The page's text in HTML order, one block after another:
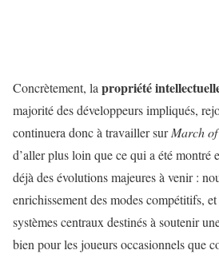
Concrètement, la propriété
majorité des développeurs impliqués,
continuera donc à travailler surMarch
d’aller plus loin que ce qui a été montré
déjà des évolutions majeures à venir :
enrichissement des modes compétitifs,
systèmes centraux destinés à soutenir
bien pour les joueurs occasionnels que